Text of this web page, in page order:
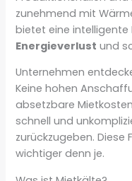
zunehmend mit
bietet eine intelligente
Energieverlust und
Unternehmen
Keine hohen
absetzbare
schnell und
zurückzugeben. Diese
wichtiger denn je.